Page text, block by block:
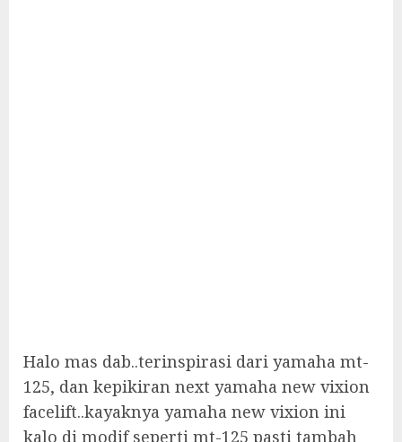
Halo mas dab..terinspirasi dari yamaha mt-
125, dan kepikiran next yamaha new vixion
facelift..kayaknya yamaha new vixion ini
kalo di modif seperti mt-125 pasti tambah